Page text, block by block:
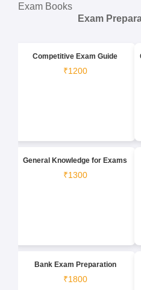
Exam Books
Exam
Competitive Exam Guide
₹1200
General Knowledge for Exams
₹1300
Bank Exam Preparation
₹1800